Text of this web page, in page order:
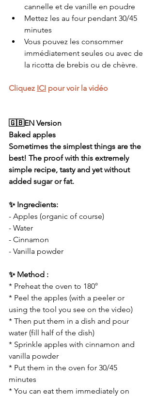
cannelle et de vanille en poudre
Mettez les au four pendant 30/45
minutes
Vous pouvez les consommer
immédiatement seules ou avec de
la ricotta de brebis ou de chèvre.
Cliquez ICI pour voir la vidéo
🇬🇧EN Version
Baked apples
Sometimes the simplest things are the
best! The proof with this extremely
simple recipe, tasty and yet without
added sugar or fat.
✨ Ingredients:
- Apples (organic of course)
- Water
- Cinnamon
- Vanilla powder
✨ Method :
* Preheat the oven to 180°
* Peel the apples (with a peeler or
using the tool you see on the video)
* Then put them in a dish and pour
water (fill half of the dish)
* Sprinkle apples with cinnamon and
vanilla powder
* Put them in the oven for 30/45
minutes
* You can eat them immediately on